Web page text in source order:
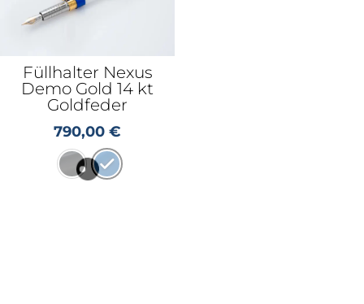
Füllhalter Nexus
Demo Gold 14 kt
Goldfeder
790,00€